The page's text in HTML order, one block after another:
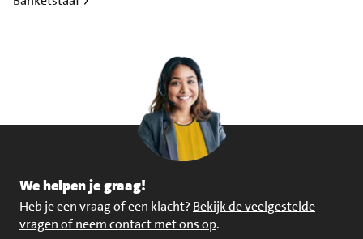
We helpen je graag!
Heb je een vraag of een klacht? Bekijk de veelgestelde
vragen of neem contact met ons op.